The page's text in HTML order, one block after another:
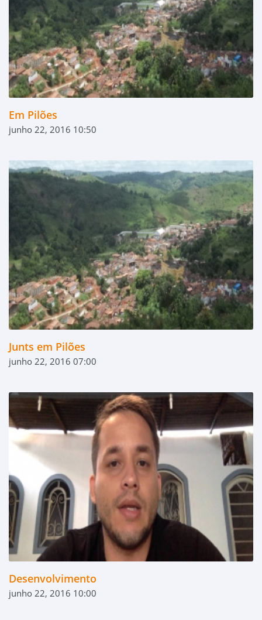
Em Pilões
junho 22, 2016 10:50
Junts em Pilões
junho 22, 2016 07:00
Desenvolvimento
junho 22, 2016 10:00